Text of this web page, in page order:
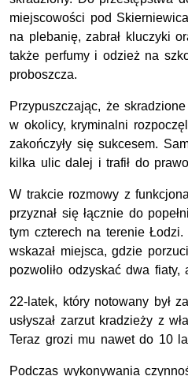
miejscowości pod
na plebanię, zabrał kluczyki
także perfumy i odzież na
proboszcza.
Przypuszczając, że
w okolicy, kryminalni
zakończyły się sukcesem.
kilka ulic dalej i trafił do
W trakcie rozmowy z
przyznał się łącznie do
tym czterech na terenie
wskazał miejsca, gdzie
pozwoliło odzyskać dwa fiaty,
22-latek, który notowany był
usłyszał zarzut kradzieży z
Teraz grozi mu nawet do 10
Podczas wykonywania